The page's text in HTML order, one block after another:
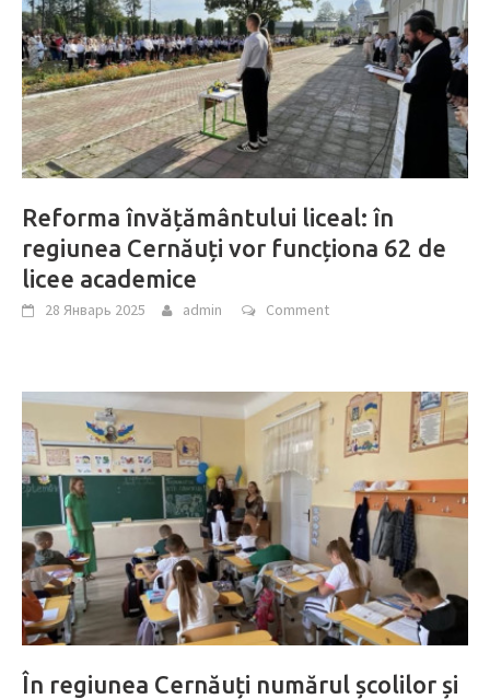
Reforma învățământului liceal: în
regiunea Cernăuți vor funcționa 62 de
licee academice
28 Январь 2025 admin Comment
În regiunea Cernăuți numărul școlilor și